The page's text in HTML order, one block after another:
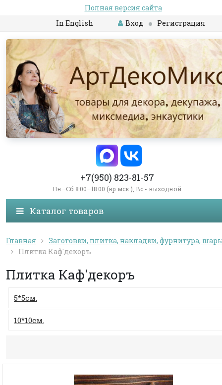
Полная версия сайта
In English
Вход Регистрация
+7(950) 823-81-57
Пн—Сб 8:00—18:00 (вр.мск.), Вс - выходной
Каталог товаров
Главная
Заготовки, плитка, накладки, фурнитура,
Плитка Каф'декоръ
Плитка Каф'декоръ
5*5см.
10*10см.